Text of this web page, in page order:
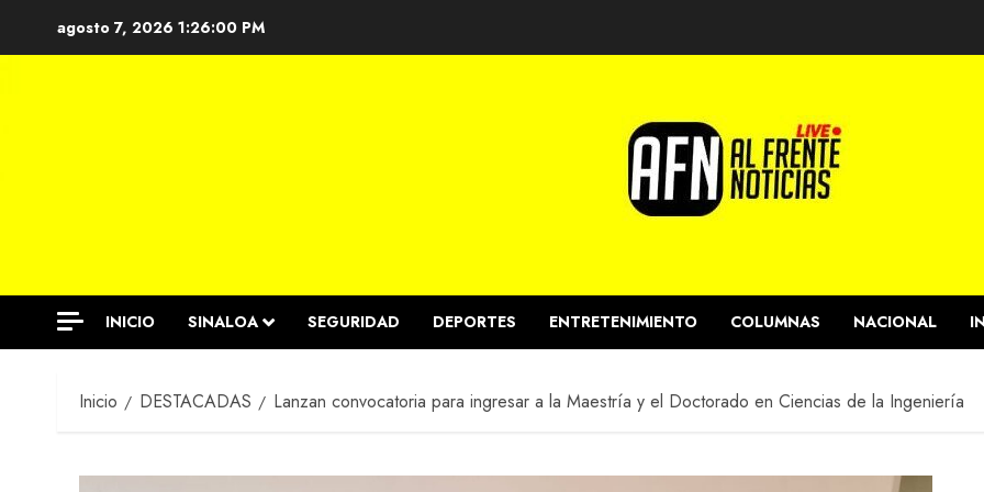
agosto 7, 2026 1:26:01 PM
INICIO SINALOA SEGURIDAD DEPORTES ENTRETENIMIENTO COLUMNAS NACIONAL
Inicio DESTACADAS Lanzan convocatoria para ingresar a la Maestría y el Doctorado en Ciencias de la Ingeniería